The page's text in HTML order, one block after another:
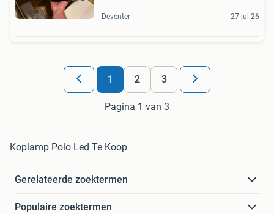
Deventer 27 jul 26
1 2 3
Pagina 1 van 3
Koplamp Polo Led Te Koop
Gerelateerde zoektermen
Populaire zoektermen